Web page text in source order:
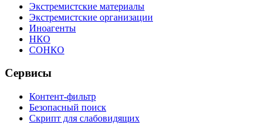
Экстремистские материалы
Экстремистские организации
Иноагенты
НКО
СОНКО
Сервисы
Контент-фильтр
Безопасный поиск
Скрипт для слабовидящих